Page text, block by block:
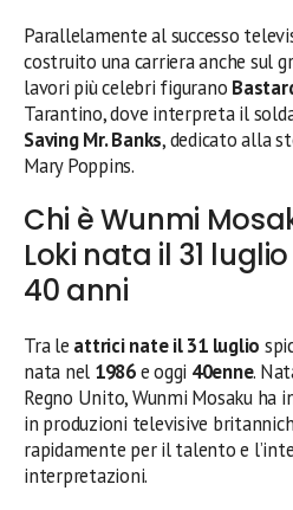
Parallelamente al successo
costruito una carriera anche sul
lavori più celebri figurano
Tarantino, dove interpreta il
Saving Mr. Banks, dedicato alla
Mary Poppins.
Chi è Wunmi
Loki nata il 31
40 anni
Tra le attrici nate il 31 luglio
nata nel 1986e oggi 40enne.
Regno Unito, Wunmi Mosaku ha
in produzioni televisive
rapidamente per il talento e
interpretazioni.